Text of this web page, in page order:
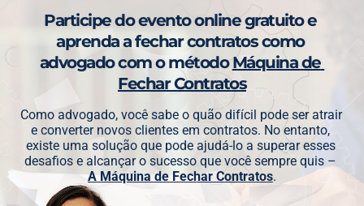
Participe do evento online gratuito e
aprenda a fechar contratos como
advogado com o método Máquina de
Fechar Contratos
Como advogado, você sabe o quão difícil pode ser atrair
e converter novos clientes em contratos. No entanto,
existe uma solução que pode ajudá-lo a superar esses
A Máquina de Fechar Contratos.